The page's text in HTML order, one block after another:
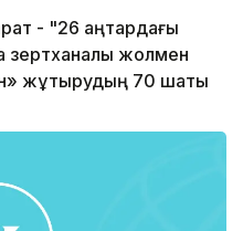
- "26 қаңтардағы
жолмен
жұқтырудың 70 шақты